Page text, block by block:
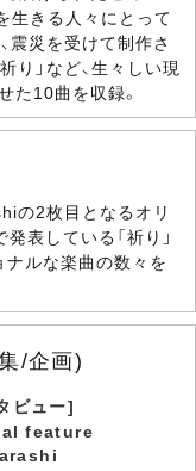
生きる人々にとって
震災を受けて制作さ
り」など、生々しい現
た10曲を収録。
の2枚目となるオリ
表している「祈り」
ナルな楽曲の数々を
/企画)
ビュー]
feature